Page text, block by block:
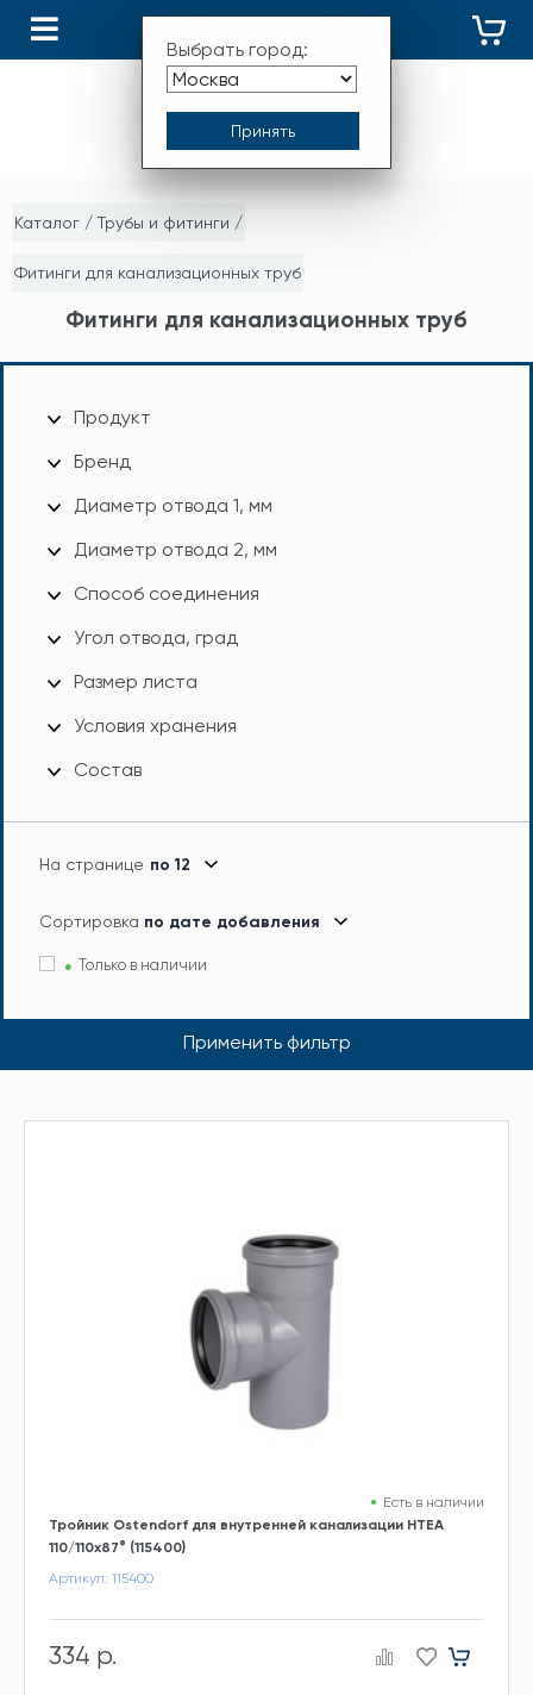
Выбрать город:
Каталог / Трубы и фитинги /
Фитинги для канализационных труб
Фитинги для канализационных труб
Продукт
Бренд
Диаметр отвода 1, мм
Диаметр отвода 2, мм
Способ соединения
Угол отвода, град
Размер листа
Условия хранения
Состав
На странице по 12
Сортировка по дате добавления
Только в наличии
Применить фильтр
Есть в наличии
Тройник Ostendorf для внутренней канализации HTEA
110/110х87° (115400)
Артикул: 115400
334 р.